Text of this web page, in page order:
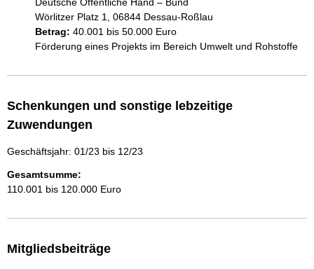
Wörlitzer Platz 1, 06844 Dessau-Roßlau
Betrag: 40.001 bis 50.000 Euro
Förderung eines Projekts im Bereich Umwelt und Rohstoffe
Schenkungen und sonstige lebzeitige
Zuwendungen
Geschäftsjahr: 01/23 bis 12/23
Gesamtsumme:
110.001 bis 120.000 Euro
Mitgliedsbeiträge